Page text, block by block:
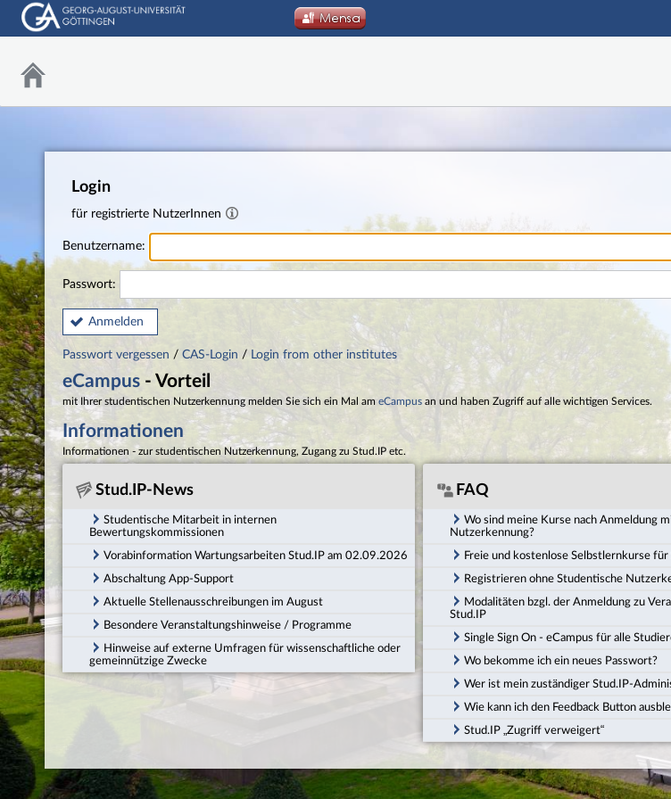
Hauptnavigation
Login
für registrierte NutzerInnen
Benutzername:
Passwort:
Anmelden
Passwort vergessen / CAS-Login / Login from other institutes
eCampus - Vorteil
mit Ihrer studentischen Nutzerkennung melden Sie sich ein Mal am eCampus an und haben Zugriff auf alle wichtigen Services.
Informationen
Informationen - zur studentischen Nutzerkennung, Zugang zu Stud.IP etc.
Stud.IP-News
Studentische Mitarbeit in internen
Bewertungskommissionen
Vorabinformation Wartungsarbeiten Stud.IP am 02.09.2026
Abschaltung App-Support
Aktuelle Stellenausschreibungen im August
Besondere Veranstaltungshinweise / Programme
Hinweise auf externe Umfragen für wissenschaftliche oder
gemeinnützige Zwecke
FAQ
Wo sind meine Kurse nach Anmeldung
Nutzerkennung?
Freie und kostenlose Selbstlernkurse
Registrieren ohne Studentische
Modalitäten bzgl. der Anmeldung zu
Stud.IP
Single Sign On - eCampus für alle
Wo bekomme ich ein neues Passwort?
Wer ist mein zuständiger Stud.IP-
Wie kann ich den Feedback Button
Stud.IP „Zugriff verweigert“